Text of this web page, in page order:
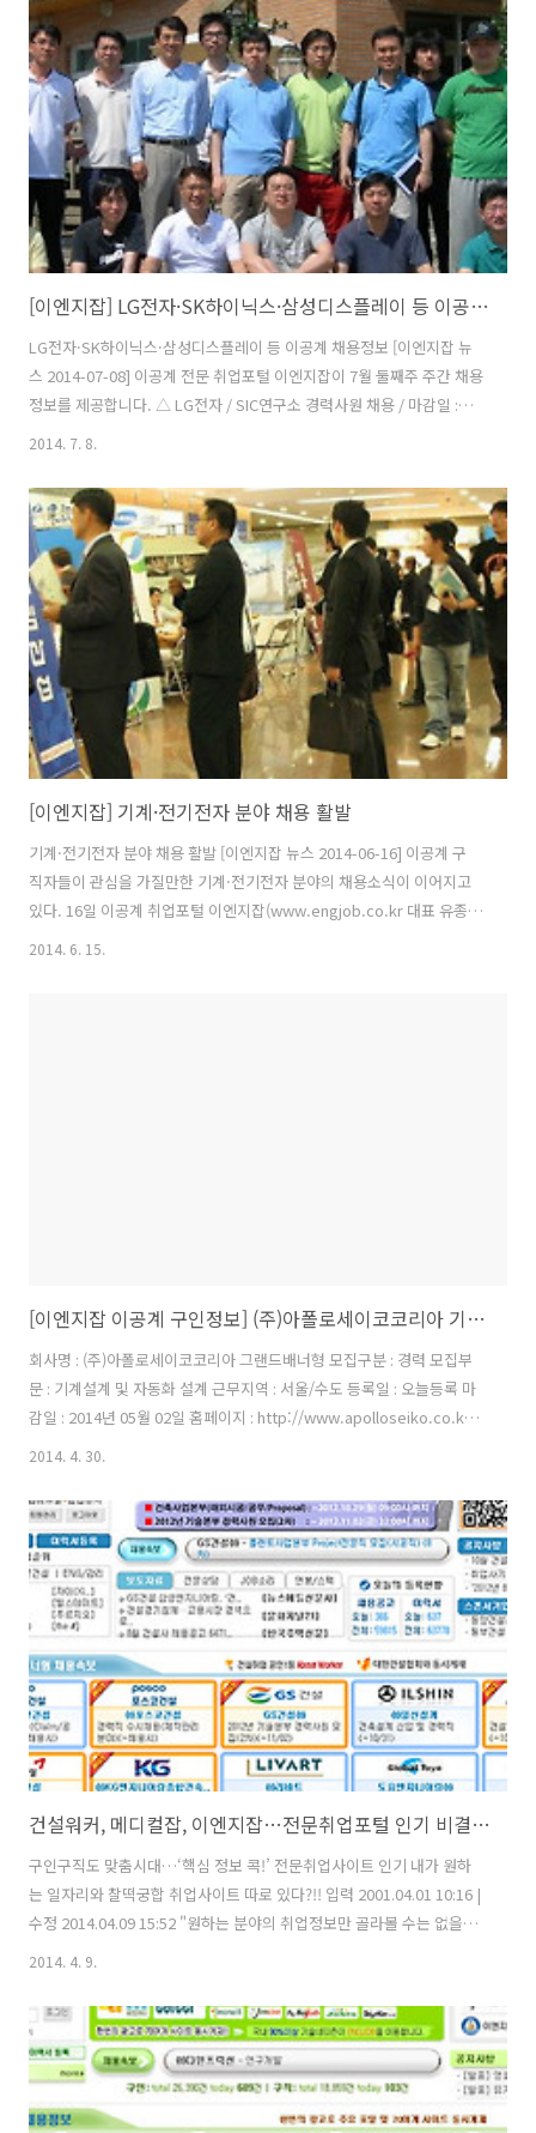
에서 수집한 개인정보를 이용하여 네이버에 로그인을 시도하는 ‘계정 도
용’이 발생하기도 한다. ‘로그인 전용 아이디’는 기존의 아이디는 계속 사
용하면서, 오직 로그인에만 사용하는 별도의 아이디를 만드는 것입니다.
외부에 노출된 아이디를 바탕으로 시도되는 공격 자체를 ..
[이엔지잡] LG전자·SK하이닉스·삼성디스플레이 등 이공계 채용정보
LG전자·SK하이닉스·삼성디스플레이 등 이공계 채용정보 [이엔지잡 뉴
스 2014-07-08] 이공계 전문 취업포털 이엔지잡이 7월 둘째주 주간 채용
정보를 제공합니다. △ LG전자 / SIC연구소 경력사원 채용 / 마감일 :
경력사원 채용 / 마감일 : 07/13 △ 삼성전기 / 각 분야 경력사원 모집 /
마감일 : 07/31 △ 현대자동차 / 해외 우수인재 채용 (Global Top Talent
Forum) / 마감일 : 07/14 △ 현대엔지니어링 / 2014년 자산관리 경력사
원 모집 / 마감일 : 07/11 △ LG도요엔지니어링 / 플랜트..
2014. 7. 8.
[이엔지잡] 기계·전기전자 분야 채용 활발
기계·전기전자 분야 채용 활발 [이엔지잡 뉴스 2014-06-16] 이공계 구
직자들이 관심을 가질만한 기계·전기전자 분야의 채용소식이 이어지고
있다. 16일 이공계 취업포털 이엔지잡(www.engjob.co.kr 대표 유종
현)에 따르면 LG전자, LG CNS, 삼성디스플레이, 금호전기, 한솔이엠이,
2014. 6. 15.
[이엔지잡 이공계 구인정보] (주)아폴로세이코코리아 기계설계 및 자동화 설계, 전기제어
회사명 : (주)아폴로세이코코리아 그랜드배너형 모집구분 : 경력 모집부
문 : 기계설계 및 자동화 설계 근무지역 : 서울/수도 등록일 : 오늘등록 마
감일 : 2014년 05월 02일 홈페이지 : http://www.apolloseiko.co.kr
이템으로 하고 있으며, 세계 자동납땜의 표준을 선도하고 있습니다. 도쿄
Apolloseiko와의 기술 협력으로, 신제품 개발을 준비중에 있으며, 로봇
납땜 자동화 구축 및 보급을 위해 노력하고 있습니다. 모집부문 및 자격
요건 모집부문 모집인원 자격요건 기계설계 O명 - 기계설계 경력 7년 이
상 - 전기제어 이해가능자 근무조건 급여..
2014. 4. 30.
건설워커, 메디컬잡, 이엔지잡…전문취업포털 인기 비결? 찰떡궁합
구인구직도 맞춤시대…‘핵심 정보 콕!’ 전문취업사이트 인기 내가 원하
는 일자리와 찰떡궁합 취업사이트 따로 있다?!! 입력 2001.04.01 10:16 |
수정 2014.04.09 15:52 "원하는 분야의 취업정보만 골라볼 수는 없을
까?" S대 건축공학과에 재학중인 김모(26ㆍ4학년)씨는 요즘 취업준비에
2개라도 모자랄 판이다. 매일 정신없는 날을 보내고 있지만 하루에 한 번
은 꼭 방문하는 인터넷 포털사이트가 있다. 바로 전문취업사이트 ‘건설워
커’다. 이곳에서 건설계열과 관련된 다양한 취업 및 채용정보, 취업 선배
들의 조언 등 자신이 원하는 계열의 특화된 정보를 얻을 수 있기 때문이
다. 김씨는 “일반적인 종합취업사이트보다 정보가 세..
2014. 4. 9.